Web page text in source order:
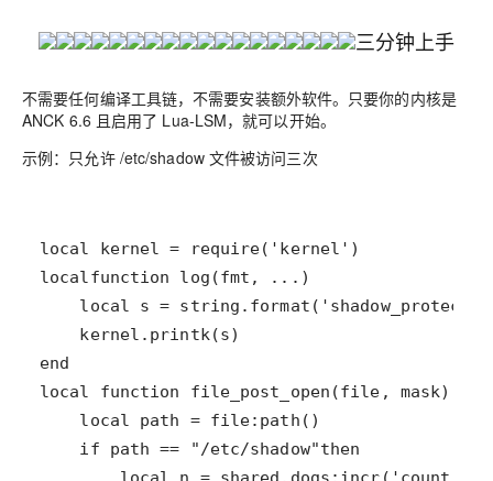
三分钟上手
不需要任何编译工具链，不需要安装额外软件。只要你的内核是
ANCK 6.6 且启用了 Lua-LSM，就可以开始。
示例：只允许 /etc/shadow 文件被访问三次